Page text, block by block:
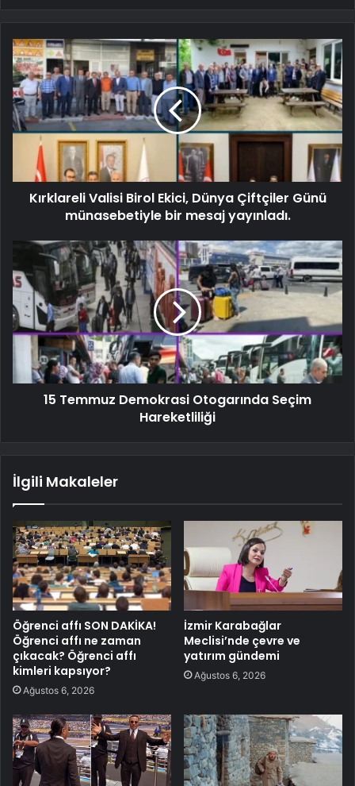
Kırklareli Valisi Birol Ekici, Dünya Çiftçiler Günü
münasebetiyle bir mesaj yayınladı.
15 Temmuz Demokrasi Otogarında Seçim
Hareketliliği
İlgili Makaleler
Öğrenci affı SON DAKİKA!
Öğrenci affı ne zaman
çıkacak? Öğrenci affı
kimleri kapsıyor?
Ağustos 6, 2026
İzmir Karabağlar
Meclisi’nde çevre ve
yatırım gündemi
Ağustos 6, 2026